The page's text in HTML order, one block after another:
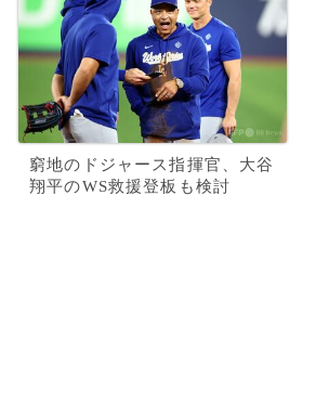
窮地のドジャース指揮官、大谷
翔平のWS救援登板も検討